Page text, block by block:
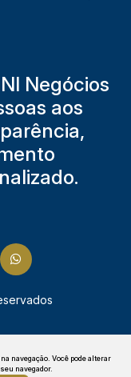
navegação. Você pode alterar
navegador.
Negócios
aos